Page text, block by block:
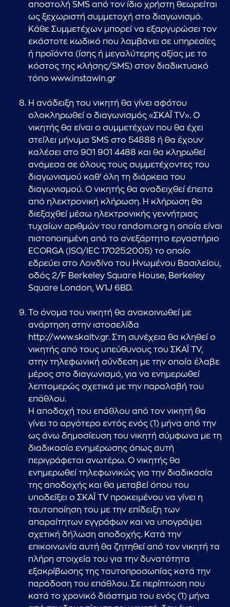
...πληκτρολογήστε κείμενο προς αναζήτηση
αποστολή SMS από τον ίδιο χρήστη θεωρείται
ως ξεχωριστή συμμετοχή στο διαγωνισμό.
Κάθε Συμμετέχων μπορεί να εξαργυρώσει τον
εκάστοτε κωδικό που λαμβάνει σε υπηρεσίες
ή προϊόντα (ίσης ή μεγαλύτερης αξίας με το
κόστος της κλήσης/SMS) στον διαδικτυακό
τόπο www.instawin.gr
Η ανάδειξη του νικητή θα γίνει αφότου
ολοκληρωθεί ο διαγωνισμός «ΣΚΑΪ TV». Ο
νικητής θα είναι ο συμμετέχων που θα έχει
στείλει μήνυμα SMS στο 54888 ή θα έχουν
καλέσει στο 901 901 4488 και θα κληρωθεί
ανάμεσα σε όλους τους συμμετέχοντες του
διαγωνισμού καθ’ όλη τη διάρκεια του
διαγωνισμού. Ο νικητής θα αναδειχθεί έπειτα
από ηλεκτρονική κλήρωση. Η κλήρωση θα
διεξαχθεί μέσω ηλεκτρονικής γεννήτριας
τυχαίων αριθμών του random.org η οποία είναι
πιστοποιημένη από το ανεξάρτητο εργαστήριο
ECORGA (ISO/IEC 17025:2005) το οποίο
εδρεύει στο Λονδίνο του Ηνωμένου Βασιλείου,
οδός 2/F Berkeley Square House, Berkeley
Square London, W1J 6BD.
Το όνομα του νικητή θα ανακοινωθεί με
ανάρτηση στην ιστοσελίδα
http://www.skaitv.gr. Στη συνέχεια θα κληθεί ο
νικητής από τους υπεύθυνους του ΣΚΑΪ TV,
στην τηλεφωνική σύνδεση με την οποία έλαβε
μέρος στο διαγωνισμό, για να ενημερωθεί
λεπτομερώς σχετικά με την παραλαβή του
επάθλου.
Η αποδοχή του επάθλου από τον νικητή θα
γίνει το αργότερο εντός ενός (1) μήνα από την
ως άνω δημοσίευση του νικητή σύμφωνα με τη
διαδικασία ενημέρωσης όπως αυτή
περιγράφεται ανωτέρω. Ο νικητής θα
ενημερωθεί τηλεφωνικώς για την διαδικασία
της αποδοχής και θα μεταβεί όπου του
υποδείξει ο ΣΚΑΪ TV προκειμένου να γίνει η
ταυτοποίηση του με την επίδειξη των
απαραίτητων εγγράφων και να υπογράψει
σχετική δήλωση αποδοχής. Κατά την
επικοινωνία αυτή θα ζητηθεί από τον νικητή τα
πλήρη στοιχεία του για την δυνατότητα
εξακρίβωσης της ταυτοπροσωπίας κατά την
παράδοση του επάθλου. Σε περίπτωση που
κατά το χρονικό διάστημα του ενός (1) μήνα